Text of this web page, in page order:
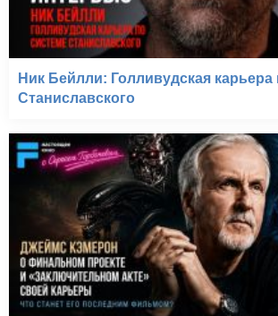
Ник Бейлли: Голливудская карьера
Станиславского